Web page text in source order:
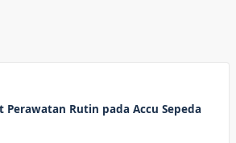
Perawatan Rutin pada Accu Sepeda